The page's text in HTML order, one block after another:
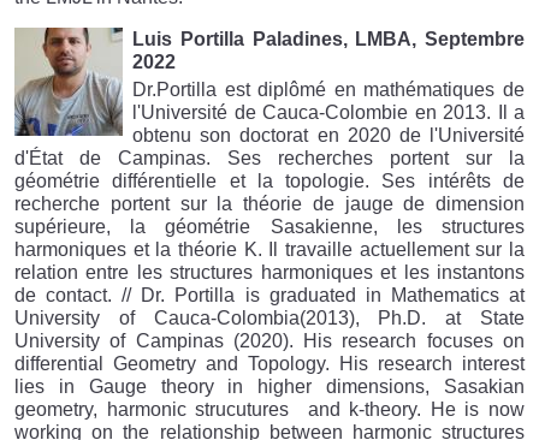
Luis Portilla Paladines, LMBA, Septembre
2022
Dr.Portilla est diplômé en mathématiques de
l'Université de Cauca-Colombie en 2013. Il a
obtenu son doctorat en 2020 de l'Université
d'État de Campinas. Ses recherches portent sur la
géométrie différentielle et la topologie. Ses intérêts de
recherche portent sur la théorie de jauge de dimension
supérieure, la géométrie Sasakienne, les structures
harmoniques et la théorie K. Il travaille actuellement sur la
relation entre les structures harmoniques et les instantons
de contact. // Dr. Portilla is graduated in Mathematics at
University of Cauca-Colombia(2013), Ph.D. at State
University of Campinas (2020). His research focuses on
differential Geometry and Topology. His research interest
lies in Gauge theory in higher dimensions, Sasakian
geometry, harmonic strucutures and k-theory. He is now
working on the relationship between harmonic structures